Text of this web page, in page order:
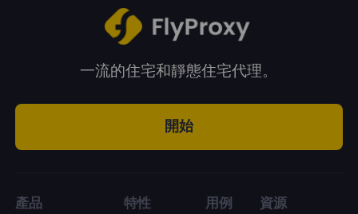
一流的住宅和靜態住宅代理。
開始
產品 特性 用例 資源